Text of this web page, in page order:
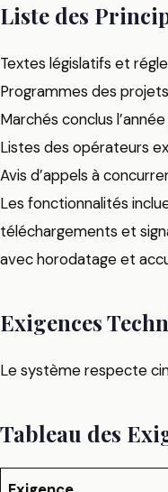
Liste des
Textes législatifs et
Programmes des
Marchés conclus
Listes des opérateurs
Avis d’appels à
Les fonctionnalités
téléchargements et
avec horodatage et
Exigences
Le système respecte
Tableau des